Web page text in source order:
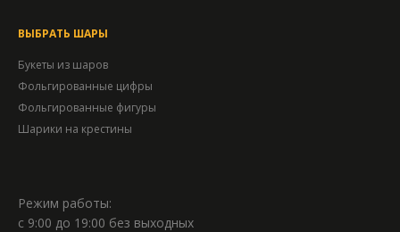
ВЫБРАТЬ ШАРЫ
Букеты из шаров
Фольгированные цифры
Фольгированные фигуры
Шарики на крестины
Режим работы:
с 9:00 до 19:00 без выходных